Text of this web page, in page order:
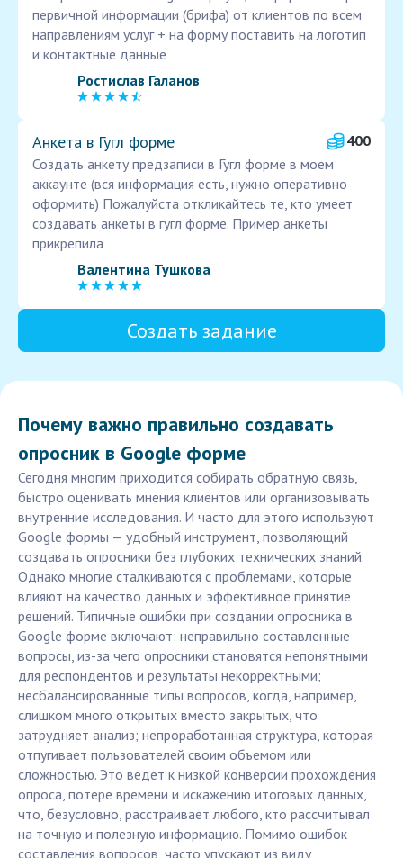
первичной информации (брифа) от клиентов по всем
направлениям услуг + на форму поставить на логотип
и контактные данные
Ростислав Галанов
Анкета в Гугл форме
400
Создать анкету предзаписи в Гугл форме в моем
аккаунте (вся информация есть, нужно оперативно
оформить) Пожалуйста откликайтесь те, кто умеет
создавать анкеты в гугл форме. Пример анкеты
прикрепила
Валентина Тушкова
Создать задание
Почему важно правильно создавать
опросник в Google форме
Сегодня многим приходится собирать обратную связь,
быстро оценивать мнения клиентов или организовывать
внутренние исследования. И часто для этого используют
Google формы — удобный инструмент, позволяющий
создавать опросники без глубоких технических знаний.
Однако многие сталкиваются с проблемами, которые
влияют на качество данных и эффективное принятие
решений. Типичные ошибки при создании опросника в
Google форме включают: неправильно составленные
вопросы, из-за чего опросники становятся непонятными
для респондентов и результаты некорректными;
несбалансированные типы вопросов, когда, например,
слишком много открытых вместо закрытых, что
затрудняет анализ; непроработанная структура, которая
отпугивает пользователей своим объемом или
сложностью. Это ведет к низкой конверсии прохождения
опроса, потере времени и искажению итоговых данных,
что, безусловно, расстраивает любого, кто рассчитывал
на точную и полезную информацию. Помимо ошибок
составления вопросов, часто упускают из виду